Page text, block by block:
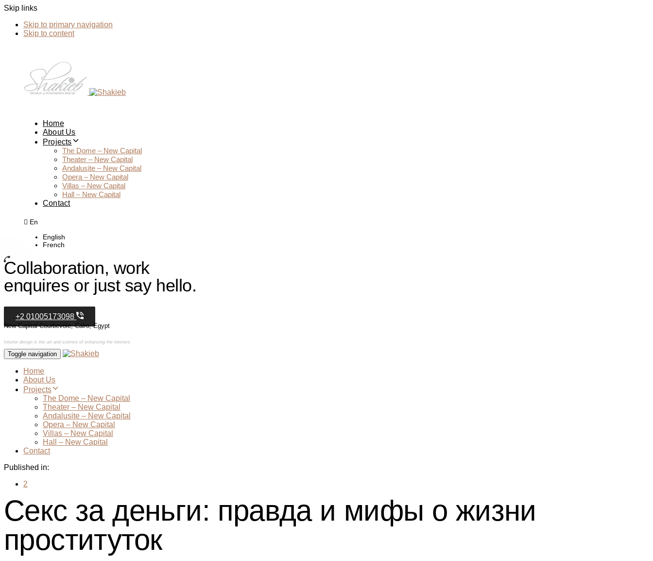
Skip links
Skip to primary navigation
Skip to content
Home
About Us
Projects
The Dome – New Capital
Theater – New Capital
Andalusite – New Capital
Opera – New Capital
Villas – New Capital
Hall – New Capital
Contact
En
English
French
Collaboration, work
enquires or just say hello.
+2 01005173098
New Capital Courbevoie, Cairo, Egypt
Interior design is the art and science of enhancing the interiors.
Toggle navigation
Home
About Us
Projects
The Dome – New Capital
Theater – New Capital
Andalusite – New Capital
Opera – New Capital
Villas – New Capital
Hall – New Capital
Contact
Published in:
2
Секс за деньги: правда и мифы о жизни
проституток